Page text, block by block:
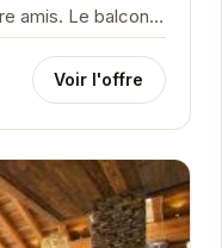
amis. Le balcon
les montagnes,...
Voir l'offre